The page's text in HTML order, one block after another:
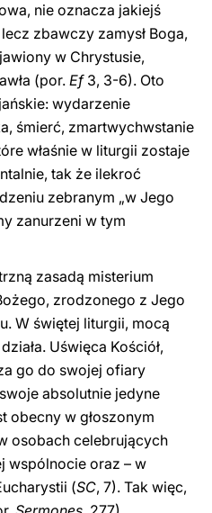
nie oznacza jakiejś
zbawczy zamysł Boga,
w Chrystusie,
(por. Ef3, 3-6). Oto
wydarzenie
śmierć, zmartwychwstanie
właśnie w liturgii zostaje
tak że ilekroć
zebranym „w Jego
zanurzeni w tym
zasadą misterium
zrodzonego z Jego
W świętej liturgii, mocą
Uświęca Kościół,
go do swojej ofiary
absolutnie jedyne
obecny w głoszonym
osobach celebrujących
wspólnocie oraz – w
(SC, 7). Tak więc,